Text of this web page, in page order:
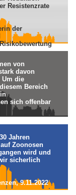
Resistenzrate
der
von
davon
Um die
Bereich
sich offenbar
für
Jahren
Zoonosen
wird und
sicherlich
9.11.2022